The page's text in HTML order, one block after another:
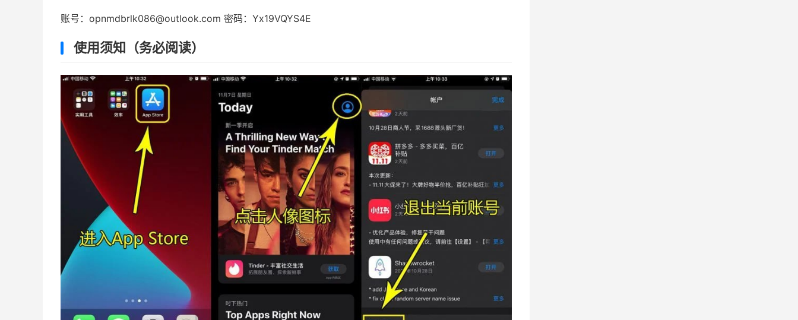
账号：opnmdbrlk086@outlook.com 密码：Yx19VQYS4E
使用须知（务必阅读）